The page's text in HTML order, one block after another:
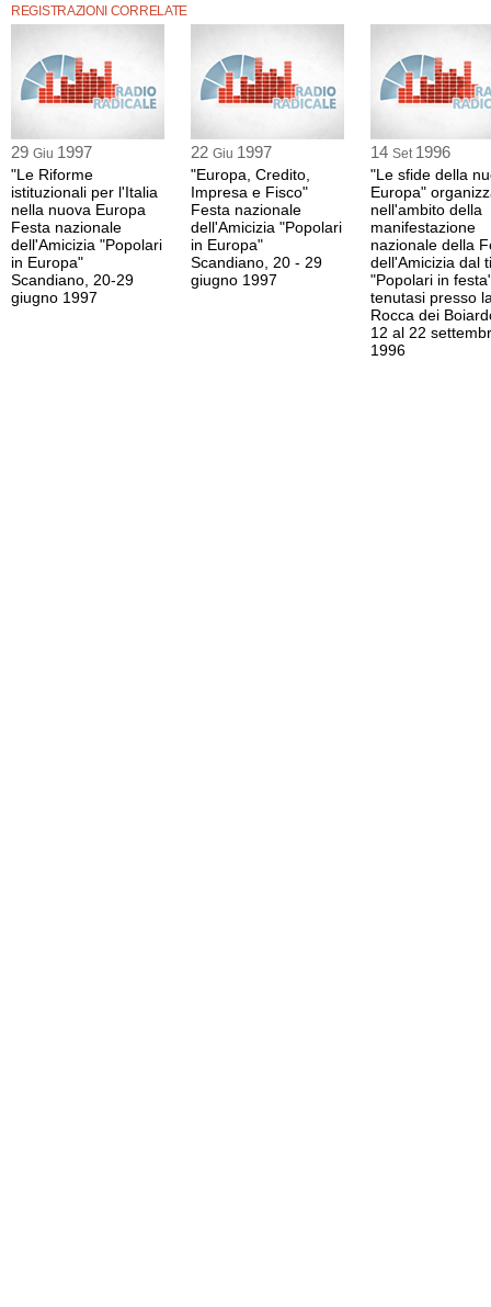
PARLAMENTO PARTITI PDS POLITICA POLO PPI
TASSO D'INTERESSE TELEVISIONE UNIONE EUROPEA USA
REGISTRAZIONI CORRELATE
29 Giu 1997
"Le Riforme
istituzionali per l'Italia
nella nuova Europa
Festa nazionale
dell'Amicizia "Popolari
in Europa"
Scandiano, 20-29
giugno 1997
22 Giu 1997
"Europa, Credito,
Impresa e Fisco"
Festa nazionale
dell'Amicizia "Popolari
in Europa"
Scandiano, 20 - 29
giugno 1997
14 Set 1996
"Le sfide della
Europa"
nell'ambito della
manifestazione
nazionale della
dell'Amicizia dal
"Popolari in
tenutasi presso
Rocca dei
12 al 22
1996